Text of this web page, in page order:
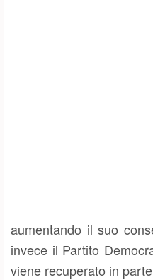
aumentando il suo
invece il Partito
viene recuperato in